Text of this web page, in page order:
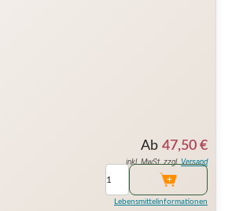
Ab 47,50 €
inkl. MwSt. zzgl. Versand
Lebensmittelinformationen